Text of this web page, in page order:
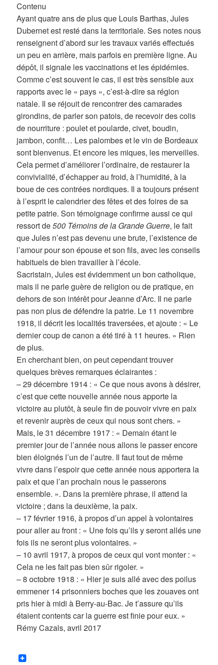
Contenu
Ayant quatre ans de plus que Louis Barthas, Jules
Dubernet est resté dans la territoriale. Ses notes nous
renseignent d’abord sur les travaux variés effectués
un peu en arrière, mais parfois en première ligne. Au
dépôt, il signale les vaccinations et les épidémies.
Comme c’est souvent le cas, il est très sensible aux
rapports avec le « pays », c’est-à-dire sa région
natale. Il se réjouit de rencontrer des camarades
girondins, de parler son patois, de recevoir des colis
de nourriture : poulet et poularde, civet, boudin,
jambon, confit… Les palombes et le vin de Bordeaux
sont bienvenus. Et encore les miques, les merveilles.
Cela permet d’améliorer l’ordinaire, de restaurer la
convivialité, d’échapper au froid, à l’humidité, à la
boue de ces contrées nordiques. Il a toujours présent
à l’esprit le calendrier des fêtes et des foires de sa
petite patrie. Son témoignage confirme aussi ce qui
ressort de500 Témoins de la Grande Guerre, le fait
que Jules n’est pas devenu une brute, l’existence de
l’amour pour son épouse et son fils, avec les conseils
habituels de bien travailler à l’école.
Sacristain, Jules est évidemment un bon catholique,
mais il ne parle guère de religion ou de pratique, en
dehors de son intérêt pour Jeanne d’Arc. Il ne parle
pas non plus de défendre la patrie. Le 11 novembre
1918, il décrit les localités traversées, et ajoute : « Le
dernier coup de canon a été tiré à 11 heures. » Rien
de plus.
En cherchant bien, on peut cependant trouver
quelques brèves remarques éclairantes :
– 29 décembre 1914 : « Ce que nous avons à désirer,
c’est que cette nouvelle année nous apporte la
victoire au plutôt, à seule fin de pouvoir vivre en paix
et revenir auprès de ceux qui nous sont chers. »
Mais, le 31 décembre 1917 : « Demain étant le
premier jour de l’année nous allons le passer encore
bien éloignés l’un de l’autre. Il faut tout de même
vivre dans l’espoir que cette année nous apportera la
paix et que l’an prochain nous le passerons
ensemble. ». Dans la première phrase, il attend la
victoire ; dans la deuxième, la paix.
– 17 février 1916, à propos d’un appel à volontaires
pour aller au front : « Une fois qu’ils y seront allés une
fois ils ne seront plus volontaires. »
– 10 avril 1917, à propos de ceux qui vont monter : «
Cela ne les fait pas bien sûr rigoler. »
– 8 octobre 1918 : « Hier je suis allé avec des poilus
emmener 14 prisonniers boches que les zouaves ont
pris hier à midi à Berry-au-Bac. Je t’assure qu’ils
étaient contents car la guerre est finie pour eux. »
Rémy Cazals, avril 2017